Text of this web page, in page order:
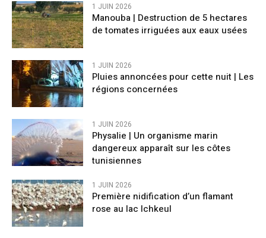
1 JUIN 2026
Manouba | Destruction de 5 hectares
de tomates irriguées aux eaux usées
1 JUIN 2026
Pluies annoncées pour cette nuit | Les
régions concernées
1 JUIN 2026
Physalie | Un organisme marin
dangereux apparaît sur les côtes
tunisiennes
1 JUIN 2026
Première nidification d’un flamant
rose au lac Ichkeul